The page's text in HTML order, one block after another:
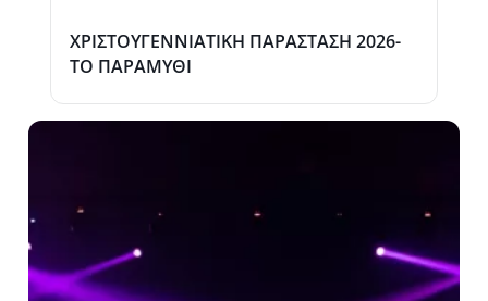
ΧΡΙΣΤΟΥΓΕΝΝΙΑΤΙΚΗ ΠΑΡΑΣΤΑΣΗ 2026-
ΤΟ ΠΑΡΑΜΥΘΙ